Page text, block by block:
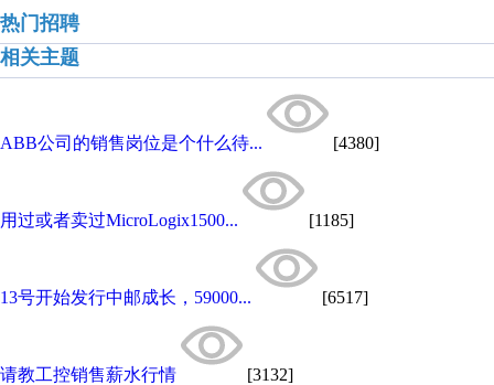
热门招聘
相关主题
ABB公司的销售岗位是个什么待... [4380]
用过或者卖过MicroLogix1500... [1185]
13号开始发行中邮成长，59000... [6517]
请教工控销售薪水行情 [3132]